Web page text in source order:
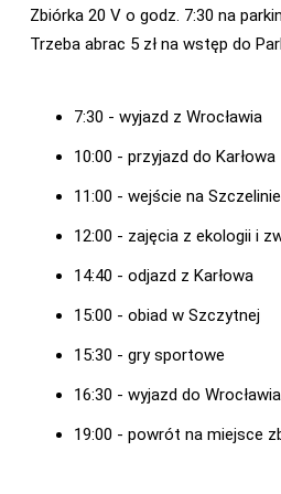
Zbiórka 20 V o godz. 7:30 na
Trzeba abrac 5 zł na wstęp do
7:30 - wyjazd z Wrocławia
10:00 - przyjazd do Karłowa
11:00 - wejście na
12:00 - zajęcia z ekologii i
14:40 - odjazd z Karłowa
15:00 - obiad w Szczytnej
15:30 - gry sportowe
16:30 - wyjazd do Wrocławia
19:00 - powrót na miejsce